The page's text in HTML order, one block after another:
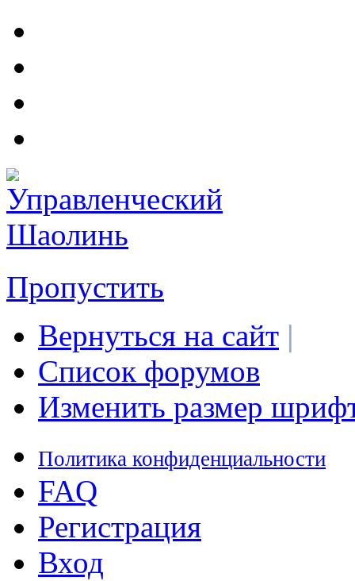
Пропустить
Вернуться на сайт |
Список форумов
Изменить размер
Политика конфиденциальности
FAQ
Регистрация
Вход